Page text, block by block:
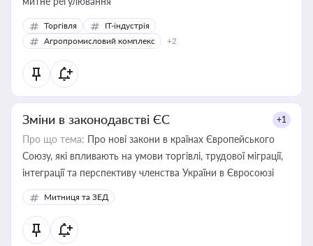
Торгівля
IT-індустрія
Агропромисловий комплекс
+2
Зміни в законодавстві ЄС +1
Про що тема: Про нові закони в країнах Європейського
Союзу, які впливають на умови торгівлі, трудової міграції,
інтеграції та перспективу членства України в Євросоюзі
Митниця та ЗЕД